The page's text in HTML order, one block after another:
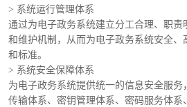
> 系统运行管理体系
通过为电子政务系统建立分工合理、职
和维护机制，从而为电子政务系统安全、
和标准。
> 系统安全保障体系
为电子政务系统提供统一的信息安全服
传输体系、密钥管理体系、密码服务体